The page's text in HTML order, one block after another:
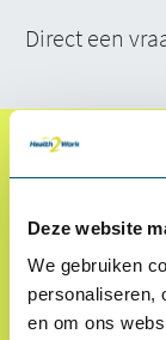
Deze website
We gebruiken
personaliseren,
en om ons
Direct een
Proefplaatsing
Betalen
Retourneren